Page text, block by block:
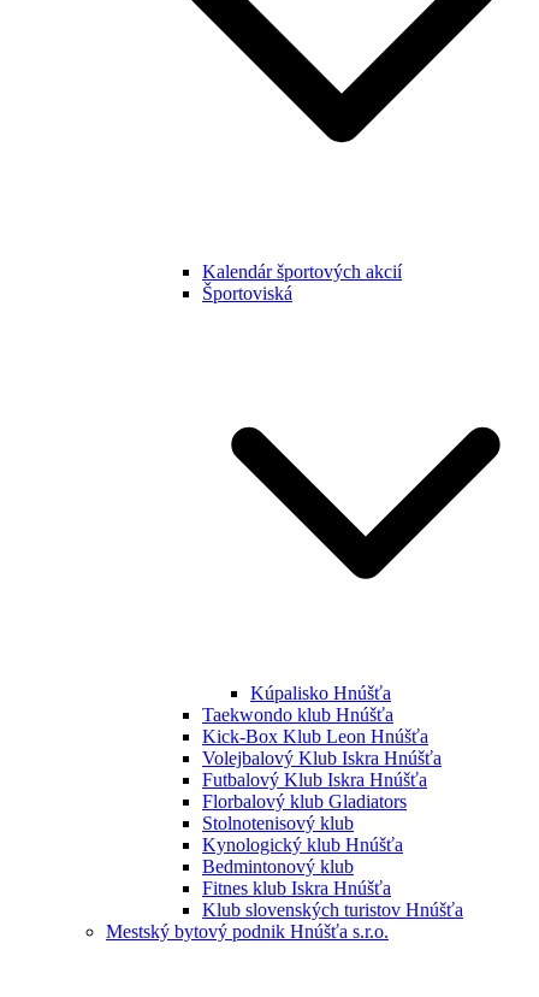
Kalendár športových akcií
Športoviská
Kúpalisko Hnúšťa
Taekwondo klub Hnúšťa
Kick-Box Klub Leon Hnúšťa
Volejbalový Klub Iskra Hnúšťa
Futbalový Klub Iskra Hnúšťa
Florbalový klub Gladiators
Stolnotenisový klub
Kynologický klub Hnúšťa
Bedmintonový klub
Fitnes klub Iskra Hnúšťa
Klub slovenských turistov Hnúšťa
Mestský bytový podnik Hnúšťa s.r.o.